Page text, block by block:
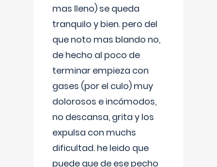
mas lleno) se queda
tranquilo y bien. pero del
que noto mas blando no,
de hecho al poco de
terminar empieza con
gases (por el culo) muy
dolorosos e incómodos,
no descansa, grita y los
expulsa con muchs
dificultad. he leido que
puede que de ese pecho